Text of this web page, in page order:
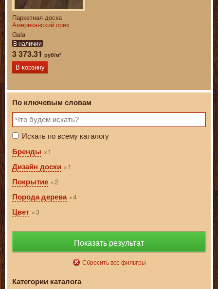
Паркетная доска
Американский орех
Gala
В наличии
3 373.31 руб/м²
В корзину
По ключевым словам
Искать по всему каталогу
Бренды
1
Дизайн доски
1
Покрытие
2
Порода дерева
4
Цвет
3
Показать результат
Сбросить все фильтры
Категории каталога